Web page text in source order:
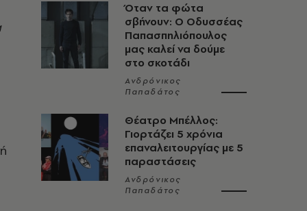
Όταν τα φώτα
σβήνουν: Ο Οδυσσέας
Παπασπηλιόπουλος
μας καλεί να δούμε
στο σκοτάδι
Ανδρόνικος
Παπαδάτος
Θέατρο Μπέλλος:
Γιορτάζει 5 χρόνια
επαναλειτουργίας με 5
παραστάσεις
Ανδρόνικος
Παπαδάτος